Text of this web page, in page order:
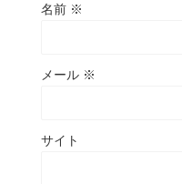
名前 ※
メール ※
サイト